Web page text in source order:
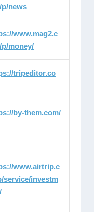
p/news
www.mag2.c
p/money/
tripeditor.co
by-them.com/
www.airtrip.c
service/investm